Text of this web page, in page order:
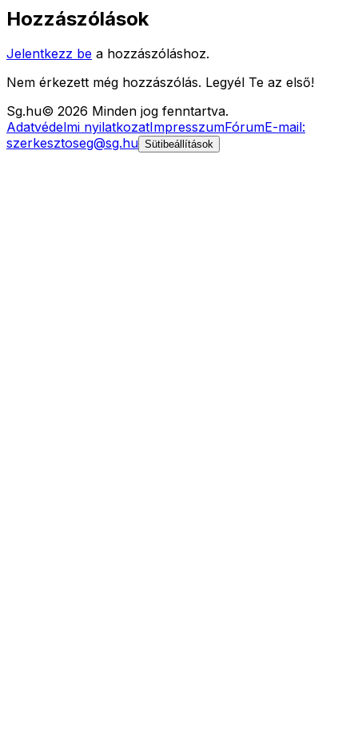
Hozzászólások
Jelentkezz be a hozzászóláshoz.
Nem érkezett még hozzászólás. Legyél Te az első!
Sg.hu© 2026 Minden jog fenntartva.
Adatvédelmi nyilatkozatImpresszumFórumE-mail:
szerkesztoseg@sg.hu Sütibeállítások